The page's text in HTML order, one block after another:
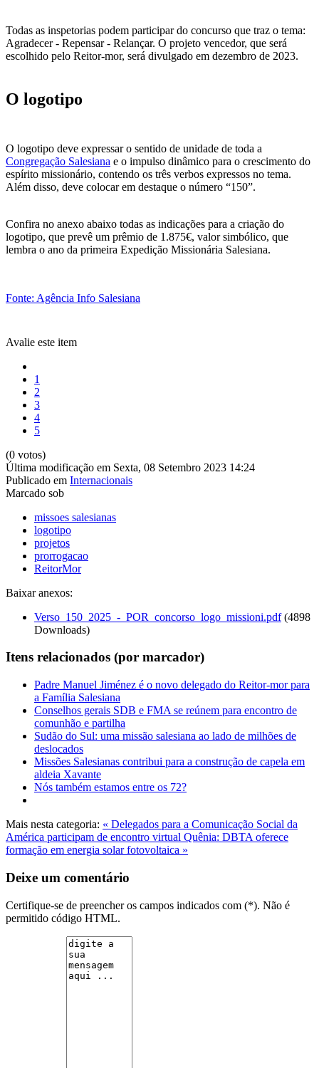
Todas as inspetorias podem participar do concurso que traz o tema:
Agradecer - Repensar - Relançar. O projeto vencedor, que será
escolhido pelo Reitor-mor, será divulgado em dezembro de 2023.
O logotipo
O logotipo deve expressar o sentido de unidade de toda a
Congregação Salesiana e o impulso dinâmico para o crescimento do
espírito missionário, contendo os três verbos expressos no tema.
Além disso, deve colocar em destaque o número “150”.
Confira no anexo abaixo todas as indicações para a criação do
logotipo, que prevê um prêmio de 1.875€, valor simbólico, que
lembra o ano da primeira Expedição Missionária Salesiana.
Fonte: Agência Info Salesiana
Avalie este item
1
2
3
4
5
(0 votos)
Última modificação em Sexta, 08 Setembro 2023 14:24
Publicado em Internacionais
Marcado sob
missoes salesianas
logotipo
projetos
prorrogacao
ReitorMor
Baixar anexos:
Verso_150_2025_-_POR_concorso_logo_missioni.pdf (4898
Downloads)
Itens relacionados (por marcador)
Padre Manuel Jiménez é o novo delegado do Reitor-mor para
a Família Salesiana
Conselhos gerais SDB e FMA se reúnem para encontro de
comunhão e partilha
Sudão do Sul: uma missão salesiana ao lado de milhões de
deslocados
Missões Salesianas contribui para a construção de capela em
aldeia Xavante
Nós também estamos entre os 72?
Mais nesta categoria: « Delegados para a Comunicação Social da
América participam de encontro virtual Quênia: DBTA oferece
formação em energia solar fotovoltaica »
Deixe um comentário
Certifique-se de preencher os campos indicados com (*). Não é
permitido código HTML.